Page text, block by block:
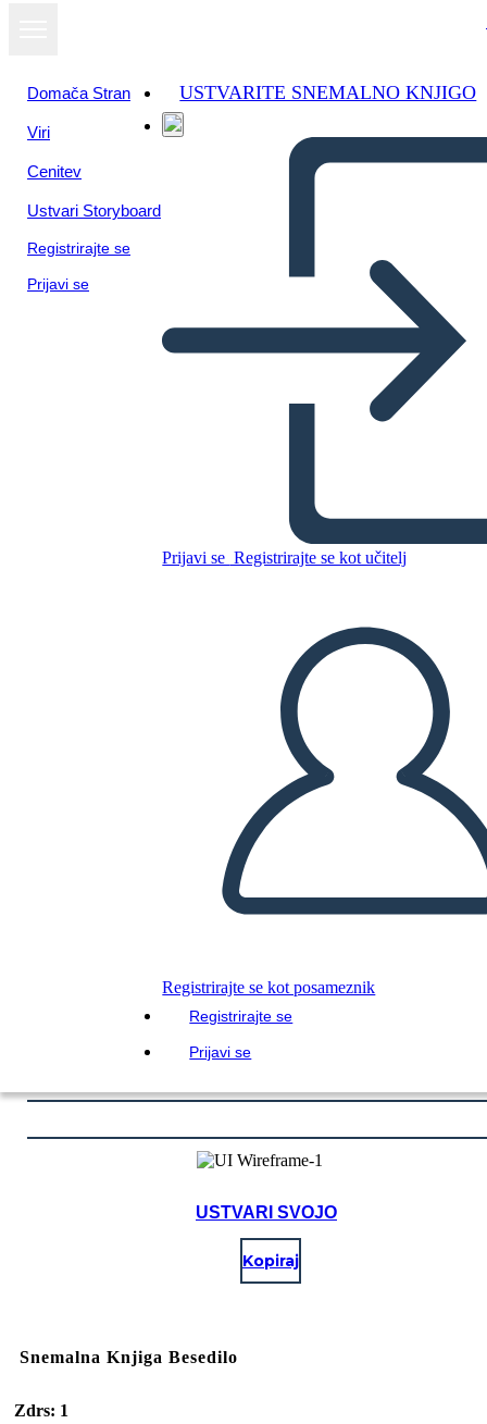
Domača Stran
Viri
Cenitev
Ustvari Storyboard
Registrirajte se
Prijavi se
USTVARITE SNEMALNO KNJIGO
Prijavi se Registrirajte se kot učitelj
Registrirajte se kot posameznik
Registrirajte se
Prijavi se
Kopirajte to snemalno knjigo
USTVARITE SNEMALNO KNJIGO
PREBERI MI
USTVARI SVOJO
Kopiraj
Snemalna Knjiga Besedilo
Zdrs: 1